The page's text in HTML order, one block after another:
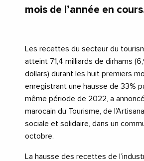
mois de l’année en
Les recettes du secteur du
atteint 71,4 milliards de dirhams
dollars) durant les huit premiers
enregistrant une hausse de 33%
même période de 2022, a
marocain du Tourisme, de
sociale et solidaire, dans un
octobre.
La hausse des recettes de